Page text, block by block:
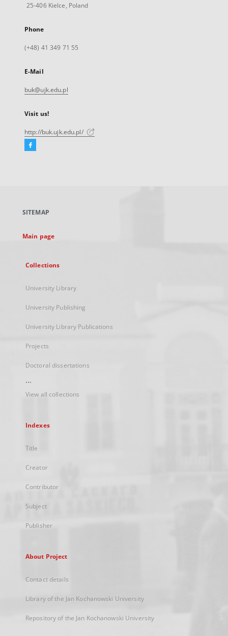
25-406 Kielce, Poland
Phone
(+48) 41 349 71 55
E-Mail
buk@ujk.edu.pl
Visit us!
http://buk.ujk.edu.pl/
Facebook
new
SITEMAP
Main page
Collections
University Library
University Publishing
University Library Publications
Projects
Doctoral dissertations
...
View all collections
Indexes
Title
Creator
Contributor
Subject
Publisher
About Project
Contact details
Library of the Jan Kochanowski University
Repository of the Jan Kochanowski University